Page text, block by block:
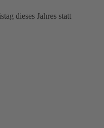
dieses Jahres statt